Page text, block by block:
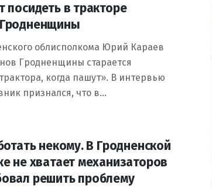
посидеть в тракторе
облисполкома Юрий Караев
Гродненщины старается
когда пашут». В интервью
признался, что в…
некому. В Гродненской
не хватает механизаторов
решить проблему